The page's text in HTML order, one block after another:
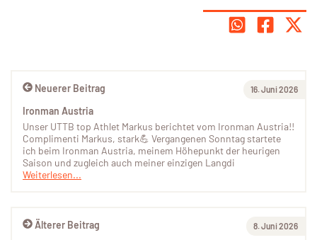
Älterer Beitrag 8. Juni 2026
Neuerer Beitrag 16. Juni 2026
Ironman Austria
Unser UTTB top Athlet Markus berichtet vom Ironman Austria!!
Complimenti Markus, stark💪 Vergangenen Sonntag startete
ich beim Ironman Austria, meinem Höhepunkt der heurigen
Saison und zugleich auch meiner einzigen Langdi
Weiterlesen...